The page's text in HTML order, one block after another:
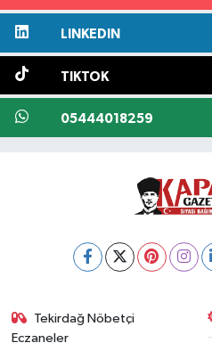
LINKEDIN
TIKTOK
05444018259
Tekirdağ Nöbetçi
Eczaneler